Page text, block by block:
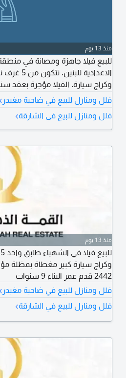
منذ 13 يوم
للبيع فيلا جاهزة ومصانة في
قابل للتفاوض. للبيع المباشر
والوسطاء
فلل ومنازل للبيع في ضاحية مغيدر ›
فلل ومنازل للبيع في الشارقة›
منذ 13 يوم
2442 قدم عمر البناء 9 سنوات
فلل ومنازل للبيع في ضاحية مغيدر ›
فلل ومنازل للبيع في الشارقة›